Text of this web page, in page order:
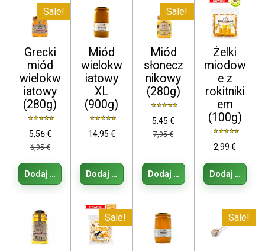
Sale!
Grecki
miód
wielokw
iatowy
(280g)
5,56 €
6,95 €
Dodaj do koszyka
Miód
wielokw
iatowy
XL
(900g)
14,95 €
Dodaj do koszyka
Sale!
Miód
słonecz
nikowy
(280g)
5,45 €
7,95 €
Dodaj do koszyka
Żelki
miodow
e z
rokitniki
em
(100g)
2,99 €
Dodaj do
Sale! Sale!